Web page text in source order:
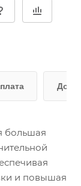
большая
и повышая